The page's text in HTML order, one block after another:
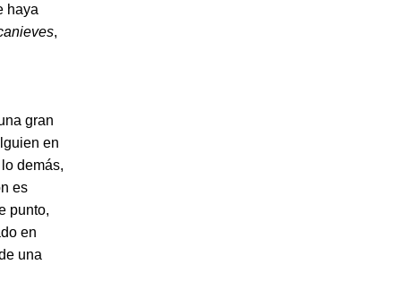
haya
,
gran
en
demás,
es
punto,
en
una